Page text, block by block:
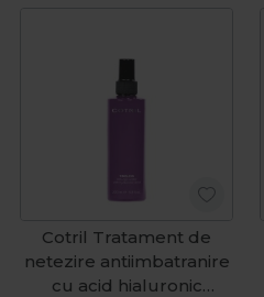
Cotril Tratament de
netezire antiimbatranire
cu acid hialuronic